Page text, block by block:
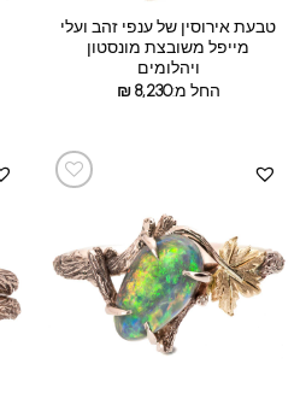
טבעת אירוסין של ענפי זהב ועלי
מייפל משובצת מונסטון
ויהלומים
החל מ:
₪8,230